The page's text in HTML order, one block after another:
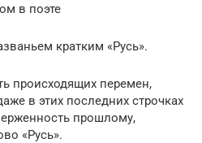
в поэте
кратким «Русь».
происходящих перемен,
в этих последних строчках
прошлому,
«Русь».